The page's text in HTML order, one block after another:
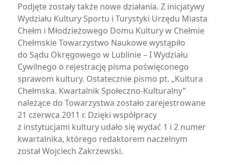
Podjęte zostały także nowe działania. Z inicjatywy
Wydziału Kultury Sportu i Turystyki Urzędu Miasta
Chełm i Młodzieżowego Domu Kultury w Chełmie
Chełmskie Towarzystwo Naukowe wystąpiło
do Sądu Okręgowego w Lublinie – I Wydziału
Cywilnego o rejestrację pisma poświęconego
sprawom kultury. Ostatecznie pismo pt. „Kultura
Chełmska. Kwartalnik Społeczno-Kulturalny”
należące do Towarzystwa zostało zarejestrowane
21 czerwca 2011 r. Dzięki współpracy
z instytucjami kultury udało się wydać 1 i 2 numer
kwartalnika, którego redaktorem naczelnym
został Wojciech Zakrzewski.